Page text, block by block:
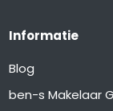
Informatie
Blog
ben-s Makelaar